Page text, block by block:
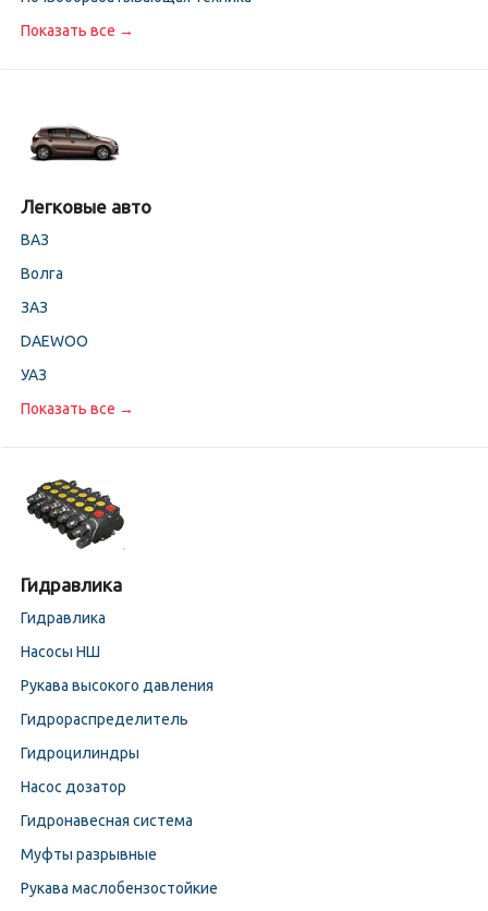
Показать все →
Легковые авто
ВАЗ
Волга
ЗАЗ
DAEWOO
УАЗ
Показать все →
Гидравлика
Гидравлика
Насосы НШ
Рукава высокого давления
Гидрораспределитель
Гидроцилиндры
Насос дозатор
Гидронавесная система
Муфты разрывные
Рукава маслобензостойкие